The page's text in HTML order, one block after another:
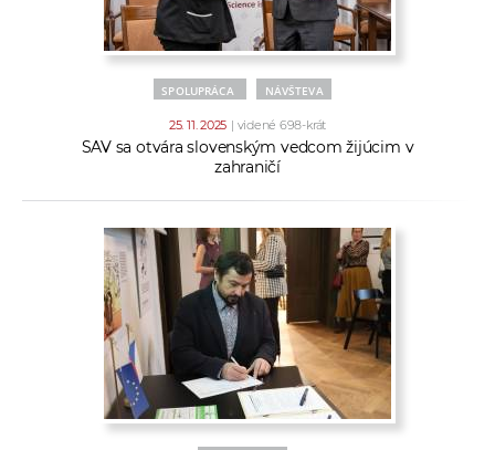
SPOLUPRÁCA NÁVŠTEVA
25. 11. 2025 | videné 698-krát
SAV sa otvára slovenským vedcom žijúcim v
zahraničí